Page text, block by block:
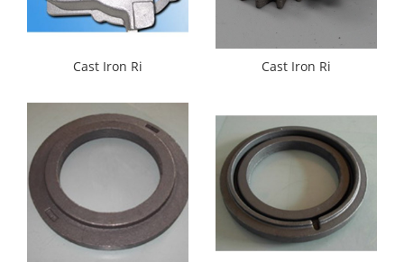
Cast Iron Ri Cast Iron Ri